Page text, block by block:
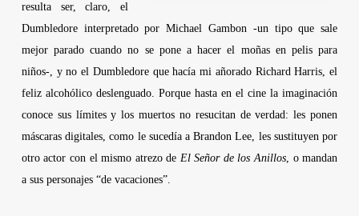
resulta ser, claro, el
Dumbledore interpretado porMichael Gambon -un tipo que sale
mejor parado cuando no se pone a hacer el moñas en pelis para
niños-, y no el Dumbledore que hacía mi añorado RichardHarris, el
feliz alcohólico deslenguado. Porque hasta en el cine la imaginación
conoce sus límites y los muertos no resucitan de verdad: les ponen
máscaras digitales, como le sucedía aBrandon Lee, les sustituyen por
otro actor con el mismo atrezo de El Señor de los Anillos, o mandan
a sus personajes “de vacaciones”.